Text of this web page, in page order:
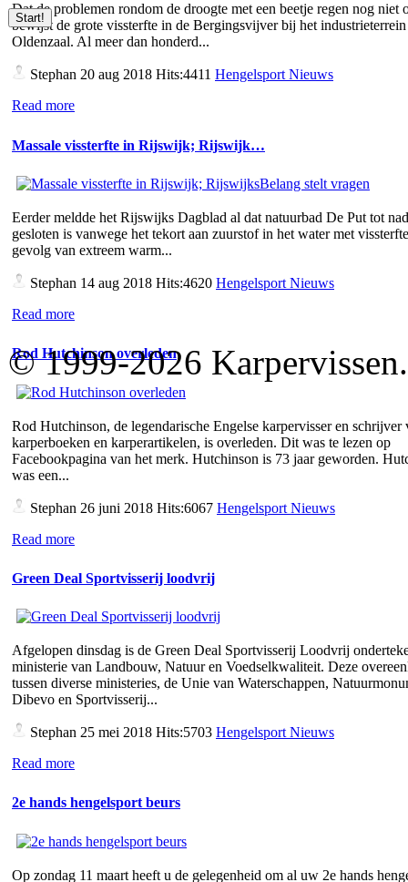
Dat de problemen rondom de droogte met een beetje regen nog niet
bewijst de grote vissterfte in de Bergingsvijver bij het
Oldenzaal. Al meer dan honderd...
Stephan 20 aug 2018 Hits:4411 Hengelsport Nieuws
Read more
Massale vissterfte in Rijswijk; Rijswijk…
Eerder meldde het Rijswijks Dagblad al dat natuurbad De Put tot
gesloten is vanwege het tekort aan zuurstof in het water met
gevolg van extreem warm...
Stephan 14 aug 2018 Hits:4620 Hengelsport Nieuws
Read more
Rod Hutchinson overleden
Rod Hutchinson, de legendarische Engelse karpervisser en schrijver
karperboeken en karperartikelen, is overleden. Dit was te lezen op
Facebookpagina van het merk. Hutchinson is 73 jaar geworden.
was een...
Stephan 26 juni 2018 Hits:6067 Hengelsport Nieuws
Read more
Green Deal Sportvisserij loodvrij
Afgelopen dinsdag is de Green Deal Sportvisserij Loodvrij
ministerie van Landbouw, Natuur en Voedselkwaliteit. Deze
tussen diverse ministeries, de Unie van Waterschappen,
Dibevo en Sportvisserij...
Stephan 25 mei 2018 Hits:5703 Hengelsport Nieuws
Read more
2e hands hengelsport beurs
Op zondag 11 maart heeft u de gelegenheid om al uw 2e hands
© 1999-2026